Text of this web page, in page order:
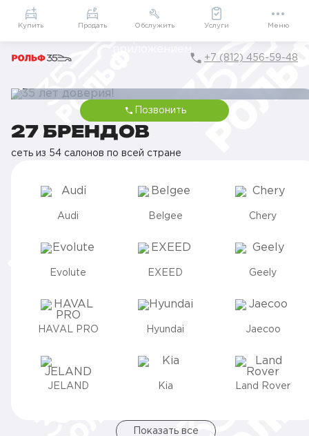
Приложение
Мой РОЛЬФ
Подарки внутри
+7 (812) 456-59-48
35 ЛЕТ ДОВЕРИЯ!
От первого визита до семейной традиции вместе с вами
Позвонить
27 БРЕНДОВ
сеть из 54 салонов по всей стране
Audi Belgee Chery
Evolute EXEED Geely
HAVAL PRO Hyundai Jaecoo
JELAND Kia Land Rover
Показать все
Купить Продать Обслужить Услуги Меню